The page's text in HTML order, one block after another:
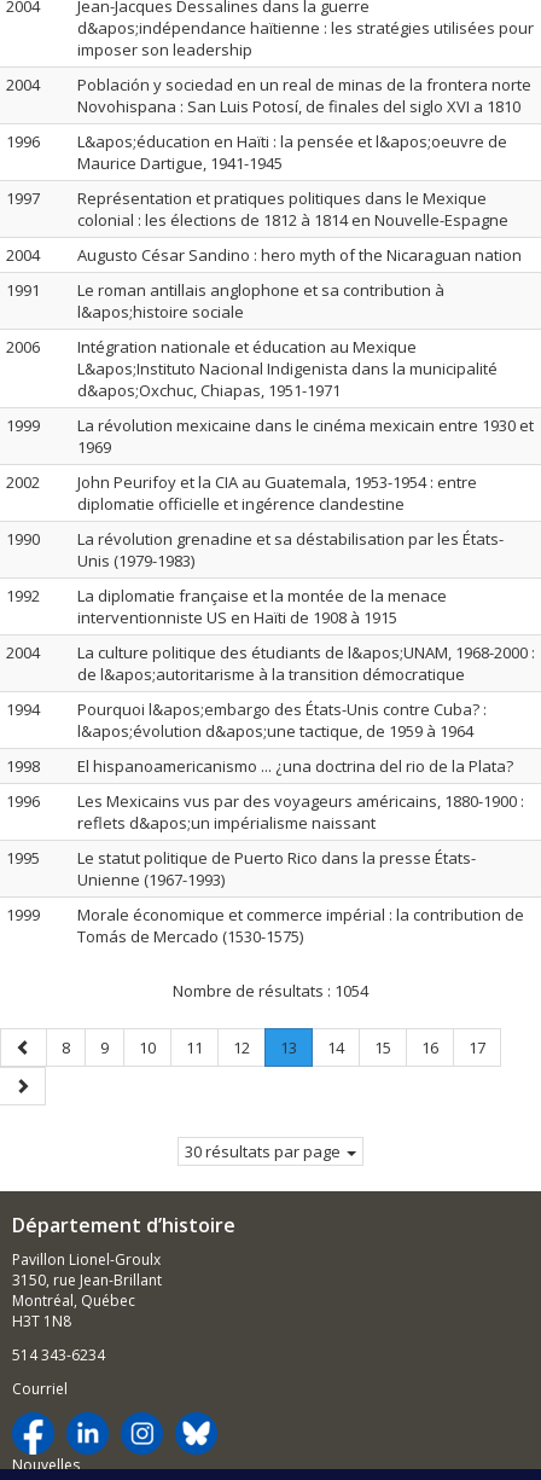
2004
Jean-Jacques Dessalines dans la guerre
d&apos;indépendance haïtienne : les stratégies utilisées pour
imposer son leadership
2004
Población y sociedad en un real de minas de la frontera norte
Novohispana : San Luis Potosí, de finales del siglo XVI a 1810
1996
L&apos;éducation en Haïti : la pensée et l&apos;oeuvre de
Maurice Dartigue, 1941-1945
1997
Représentation et pratiques politiques dans le Mexique
colonial : les élections de 1812 à 1814 en Nouvelle-Espagne
2004
Augusto César Sandino : hero myth of the Nicaraguan nation
1991
Le roman antillais anglophone et sa contribution à
l&apos;histoire sociale
2006
Intégration nationale et éducation au Mexique
L&apos;Instituto Nacional Indigenista dans la municipalité
d&apos;Oxchuc, Chiapas, 1951-1971
1999
La révolution mexicaine dans le cinéma mexicain entre 1930 et
1969
2002
John Peurifoy et la CIA au Guatemala, 1953-1954 : entre
diplomatie officielle et ingérence clandestine
1990
La révolution grenadine et sa déstabilisation par les États-
Unis (1979-1983)
1992
La diplomatie française et la montée de la menace
interventionniste US en Haïti de 1908 à 1915
2004
La culture politique des étudiants de l&apos;UNAM, 1968-2000 :
de l&apos;autoritarisme à la transition démocratique
1994
Pourquoi l&apos;embargo des États-Unis contre Cuba? :
l&apos;évolution d&apos;une tactique, de 1959 à 1964
1998
El hispanoamericanismo ... ¿una doctrina del rio de la Plata?
1996
Les Mexicains vus par des voyageurs américains, 1880-1900 :
reflets d&apos;un impérialisme naissant
1995
Le statut politique de Puerto Rico dans la presse États-
Unienne (1967-1993)
1999
Morale économique et commerce impérial : la contribution de
Tomás de Mercado (1530-1575)
Nombre de résultats : 1054
Page
précédente
Page
8 Page
9 Page
10 Page
11 Page
12 Page
13
Page
Page
14 Page
15 Page
16 Page
17
Page
suivante
30 résultats par page
Département d’histoire
Pavillon Lionel-Groulx
3150, rue Jean-Brillant
Montréal, Québec
H3T 1N8
514 343-6234
Courriel
Nouvelles